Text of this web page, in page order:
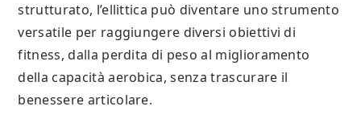
strutturato, l’ellittica può diventare uno strumento
versatile per raggiungere diversi obiettivi di
fitness, dalla perdita di peso al miglioramento
della capacità aerobica, senza trascurare il
benessere articolare.